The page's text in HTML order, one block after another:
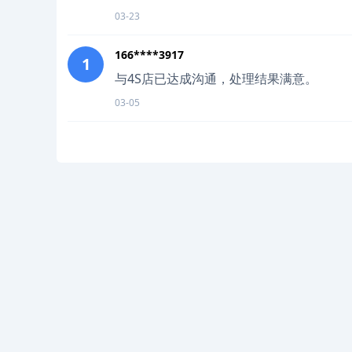
03-23
1 166****3917
与4S店已达成沟通，处理结果满意。
03-05